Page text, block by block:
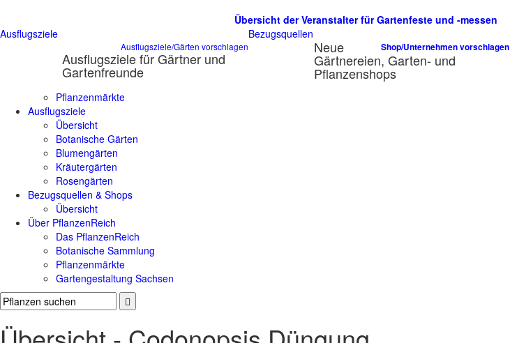
Übersicht der Veranstalter für Gartenfeste und -messen
Ausflugsziele
Ausflugsziele/Gärten vorschlagen
Ausflugsziele für Gärtner und
Gartenfreunde
Bezugsquellen
Shop/Unternehmen vorschlagen
Neue
Gärtnereien, Garten- und
Pflanzenshops
Pflanzenmärkte
Ausflugsziele
Übersicht
Botanische Gärten
Blumengärten
Kräutergärten
Rosengärten
Bezugsquellen & Shops
Übersicht
Über PflanzenReich
Das PflanzenReich
Botanische Sammlung
Pflanzenmärkte
Gartengestaltung Sachsen